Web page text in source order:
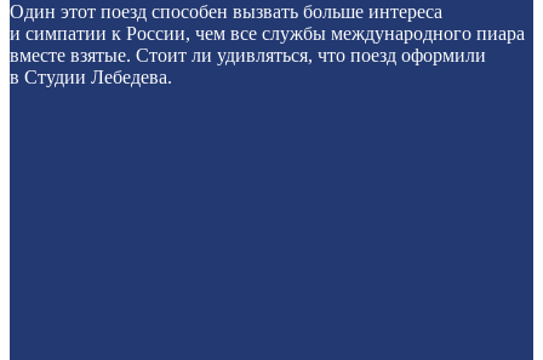
Один этот поезд способен вызвать больше интереса
и симпатии к России, чем все службы международного пиара
вместе взятые. Стоит ли удивляться, что поезд оформили
в Студии Лебедева.